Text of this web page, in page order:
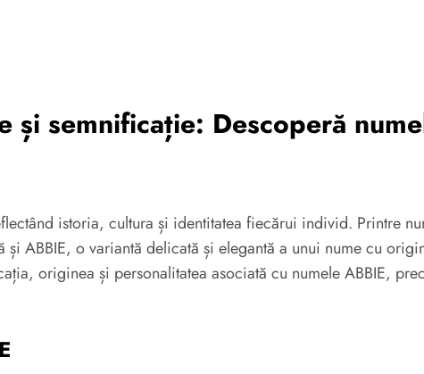
și semnificație: Descoperă
istoria, cultura și identitatea fiecărui individ. Printre
ABBIE, o variantă delicată și elegantă a unui nume cu
originea și personalitatea asociată cu numele ABBIE,